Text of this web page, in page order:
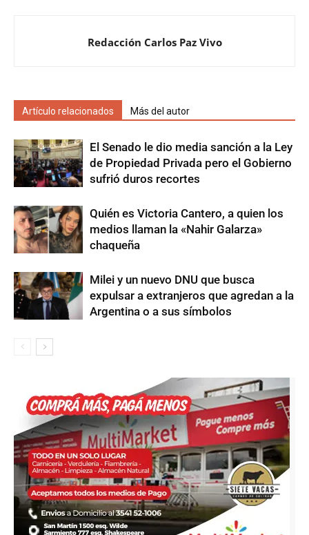
Redacción Carlos Paz Vivo
Artículo relacionados Más del autor
El Senado le dio media sanción a la Ley
de Propiedad Privada pero el Gobierno
sufrió duros recortes
Quién es Victoria Cantero, a quien los
medios llaman la «Nahir Galarza»
chaqueña
Milei y un nuevo DNU que busca
expulsar a extranjeros que agredan a la
Argentina o a sus símbolos